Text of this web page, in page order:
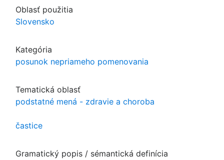
Oblasť použitia
Slovensko
Kategória
posunok nepriameho pomenovania
Tematická oblasť
podstatné mená - zdravie a choroba
častice
Gramatický popis / sémantická definícia